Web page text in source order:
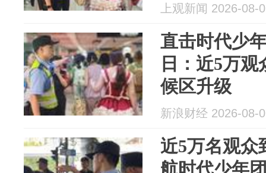
上观新闻 2026-08-
直击时代少
日：近5万
候区升级
新浪财经 2026-08-
近5万名观众
航时代少年